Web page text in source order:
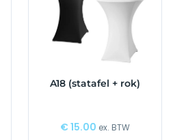
A18 (statafel + rok)
€15.00 ex. BTW